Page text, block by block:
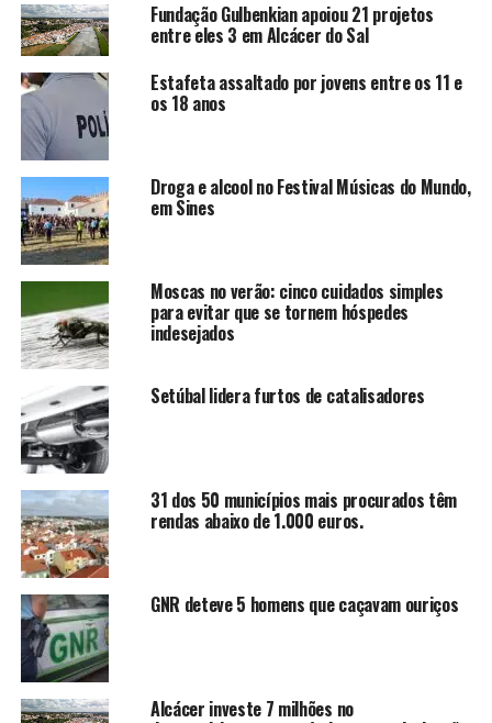
Fundação Gulbenkian apoiou 21 projetos
entre eles 3 em Alcácer do Sal
Estafeta assaltado por jovens entre os 11 e
os 18 anos
Droga e alcool no Festival Músicas do Mundo,
em Sines
Moscas no verão: cinco cuidados simples
para evitar que se tornem hóspedes
indesejados
Setúbal lidera furtos de catalisadores
31 dos 50 municípios mais procurados têm
rendas abaixo de 1.000 euros.
GNR deteve 5 homens que caçavam ouriços
Alcácer investe 7 milhões no